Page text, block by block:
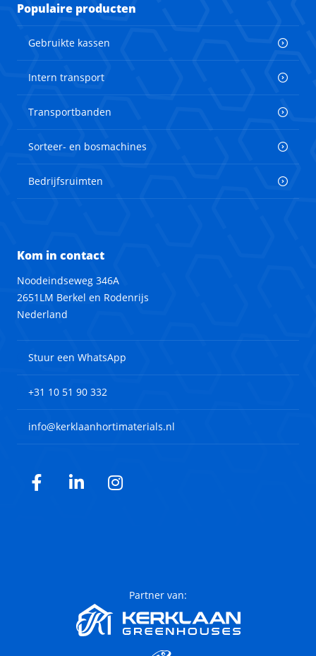
Populaire producten
Gebruikte kassen
Intern transport
Transportbanden
Sorteer- en bosmachines
Bedrijfsruimten
Kom in contact
Noodeindseweg 346A
2651LM Berkel en Rodenrijs
Nederland
Stuur een WhatsApp
+31 10 51 90 332
info@kerklaanhortimaterials.nl
Facebook
LinkedInInstagram
Partner van: